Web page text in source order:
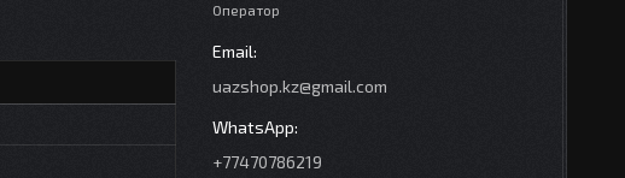
Оператор
uazshop.kz@gmail.com
+77470786219